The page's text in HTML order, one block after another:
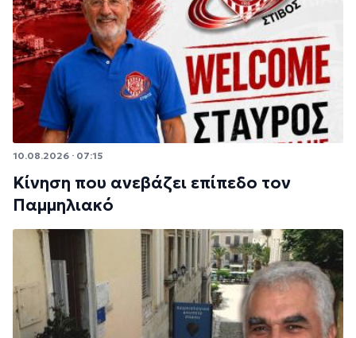
10.08.2026 · 07:15
Κίνηση που ανεβάζει επίπεδο τον
Παμμηλιακό